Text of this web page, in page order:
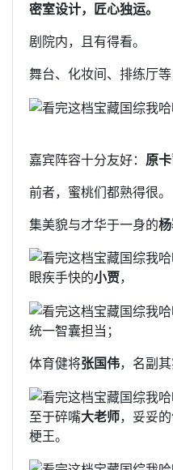
密室设计，匠心独运。
剧院内，且有得看。
舞台、化妆间、排练厅等
嘉宾阵容十分友好： 原
前者，蜜桃们都熟得很。
集美貌与才华于一身的
眼疾手快的小贾，
统一智囊担当；
体育健将张国伟，名副
至于碎嘴大老师，妥妥
梗王。